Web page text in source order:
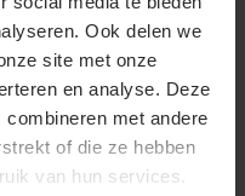
Ook delen we
site met onze
en analyse. Deze
met andere
of die ze hebben
van hun services.